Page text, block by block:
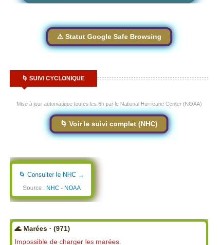
⚠️ Statut Google Safe Browsing
🌀 SUIVI CYCLONIQUE
Mise à jour automatique toutes les 6h par le National Hurricane Center (NOAA)
🌀 Voir le suivi complet (NHC)
🌀 Consulter le NHC →
Source : NHC - NOAA
🌊 Marées · (971)
Impossible de charger les marées.